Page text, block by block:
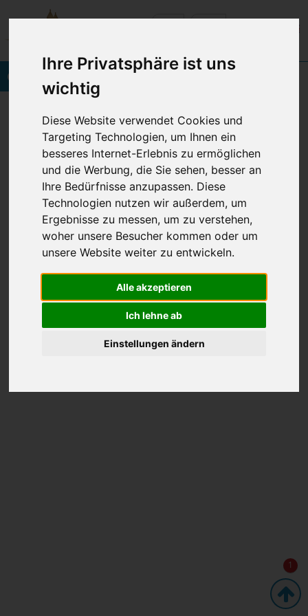
Ihre Privatsphäre ist uns
wichtig
Diese Website verwendet Cookies und
Targeting Technologien, um Ihnen ein
besseres Internet-Erlebnis zu ermöglichen
und die Werbung, die Sie sehen, besser an
Ihre Bedürfnisse anzupassen. Diese
Technologien nutzen wir außerdem, um
Ergebnisse zu messen, um zu verstehen,
woher unsere Besucher kommen oder um
unsere Website weiter zu entwickeln.
Alle akzeptieren
Ich lehne ab
Einstellungen ändern
Onlinebuchung
Rund um Ihren Wohlfühlurlaub
Geburtstag
© 2026 VINETA HOTELS USEDOM
Navigation
überspringen
Impressum Datenschutz AGB
Cookie Einstellungen anpassen
1